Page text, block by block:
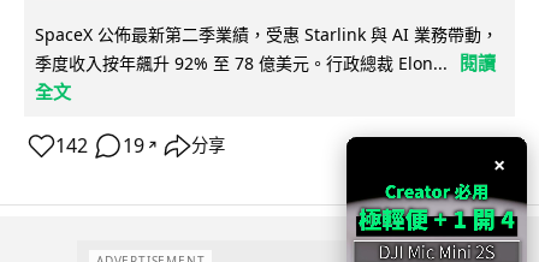
SpaceX 公佈最新第二季業績，受惠 Starlink 與 AI 業務帶動，
季度收入按年飆升 92% 至 78 億美元。行政總裁 Elon...
閱讀
全文
142 19 ↗ 分享
×